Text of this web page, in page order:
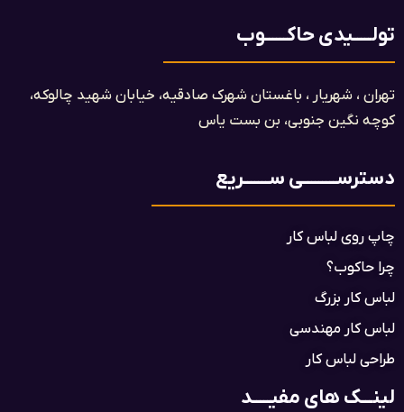
تولـــــیدی حاکــــــوب
تهران ، شهریار ، باغستان شهرک صادقیه، خیابان شهید چالوکه،
کوچه نگین جنوبی، بن بست یاس​
دسترســـــــــی ســـــــریع
چاپ روی لباس کار
چرا حاکوب؟
لباس کار بزرگ
لباس کار مهندسی
طراحی لباس کار
لینـــک های مفیـــــد